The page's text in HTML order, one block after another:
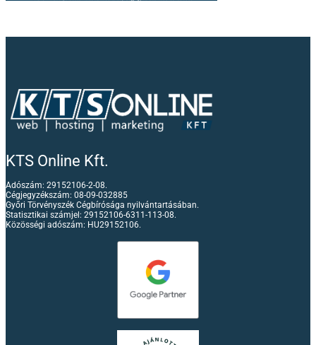
KTS Online Kft.
Adószám: 29152106-2-08.
Cégjegyzékszám: 08-09-032885
Győri Törvényszék Cégbírósága nyilvántartásában.
Statisztikai számjel: 29152106-6311-113-08.
Közösségi adószám: HU29152106.